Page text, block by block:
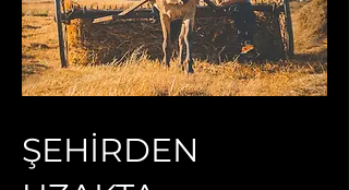
ŞEHİRDEN